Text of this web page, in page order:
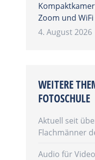
Zoom und WiFi
4. August 2026
WEITERE
FOTOSCHULE
Aktuell seit
Flachmänner
Audio für